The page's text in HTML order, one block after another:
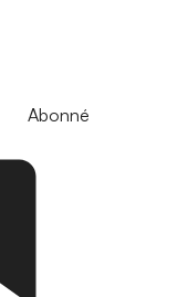
Abonné